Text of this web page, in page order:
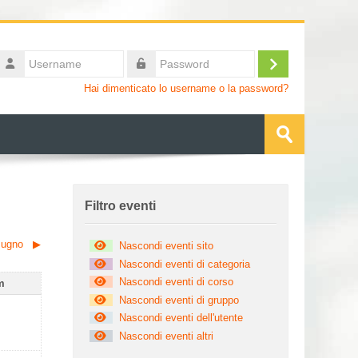
Username
Login
Hai dimenticato lo username o la password?
Invia
▶︎
maggioevento, domenica 3 maggio
Filtro eventi
Nascondi eventi sito
Nascondi eventi di categoria
Nascondi eventi di corso
Nascondi eventi di gruppo
Nascondi eventi dell'utente
Nascondi eventi altri